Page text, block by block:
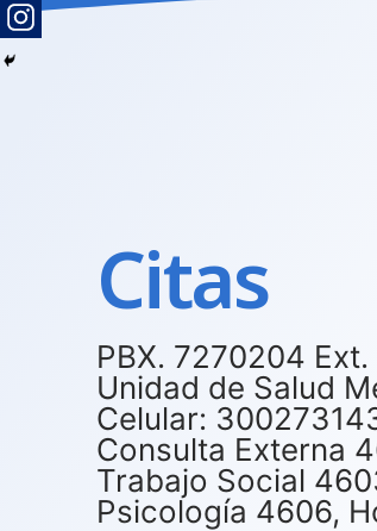
Citas
PBX. 7270204
Unidad de Salud
Celular:
Consulta Externa
Trabajo Social
Psicología 4606,